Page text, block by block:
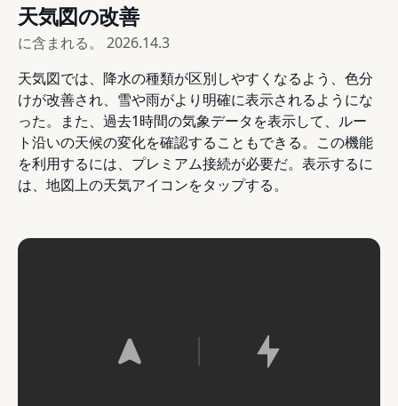
天気図の改善
に含まれる。 2026.14.3
天気図では、降水の種類が区別しやすくなるよう、色分
けが改善され、雪や雨がより明確に表示されるようにな
った。また、過去1時間の気象データを表示して、ルー
ト沿いの天候の変化を確認することもできる。この機能
を利用するには、プレミアム接続が必要だ。表示するに
は、地図上の天気アイコンをタップする。